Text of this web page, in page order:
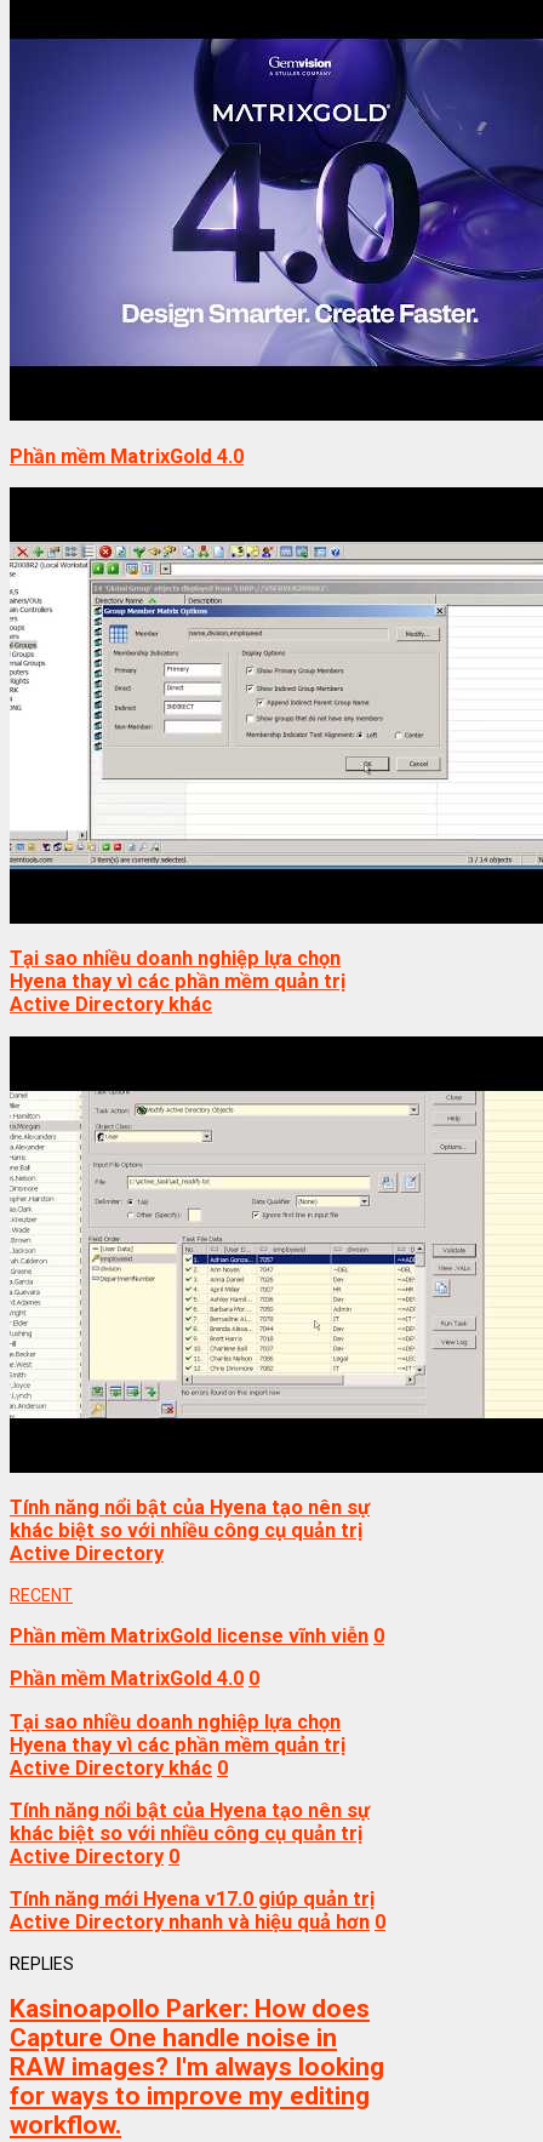
Phần mềm MatrixGold 4.0
Tại sao nhiều doanh nghiệp lựa chọn
Hyena thay vì các phần mềm quản trị
Active Directory khác
Tính năng nổi bật của Hyena tạo nên sự
khác biệt so với nhiều công cụ quản trị
Active Directory
RECENT
Phần mềm MatrixGold license vĩnh viễn 0
Phần mềm MatrixGold 4.0 0
Tại sao nhiều doanh nghiệp lựa chọn
Hyena thay vì các phần mềm quản trị
Active Directory khác 0
Tính năng nổi bật của Hyena tạo nên sự
khác biệt so với nhiều công cụ quản trị
Active Directory 0
Tính năng mới Hyena v17.0 giúp quản trị
Active Directory nhanh và hiệu quả hơn 0
REPLIES
Kasinoapollo Parker: How does
Capture One handle noise in
RAW images? I'm always looking
for ways to improve my editing
workflow.